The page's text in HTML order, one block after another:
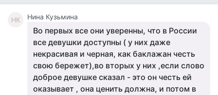
НК Нина Кузьмина
Во первых все они уверенны, что в России
все девушки доступны ( у них даже
некрасивая и черная, как баклажан честь
свою бережет),во вторых у них ,если слово
доброе девушке сказал - это он честь ей
оказывает , она ценить должна, и потом в